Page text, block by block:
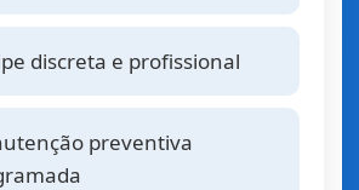
discreta e profissional
preventiva